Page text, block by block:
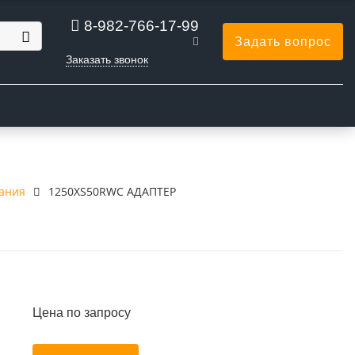
8-982-766-17-99
Заказать звонок
Задать вопрос
1250XS50RWC АДАПТЕР
Цена по запросу